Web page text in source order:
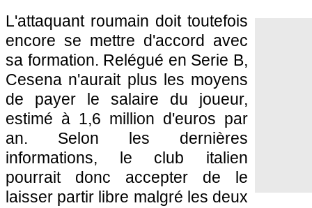
L'attaquant roumain doit toutefois
encore se mettre d'accord avec
sa formation. Relégué en Serie B,
Cesena n'aurait plus les moyens
de payer le salaire du joueur,
estimé à 1,6 million d'euros par
an. Selon les dernières
informations, le club italien
pourrait donc accepter de le
laisser partir libre malgré les deux